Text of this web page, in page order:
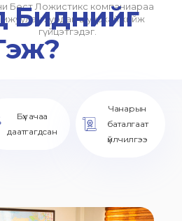
Бест Ложистикс компаниараа
хурдан шуурхай хийж
гүйцэтгэдэг.
Биднийг
Бүх ачаа
даатгагдсан
Чанарын
баталгаат
үйлчилгээ